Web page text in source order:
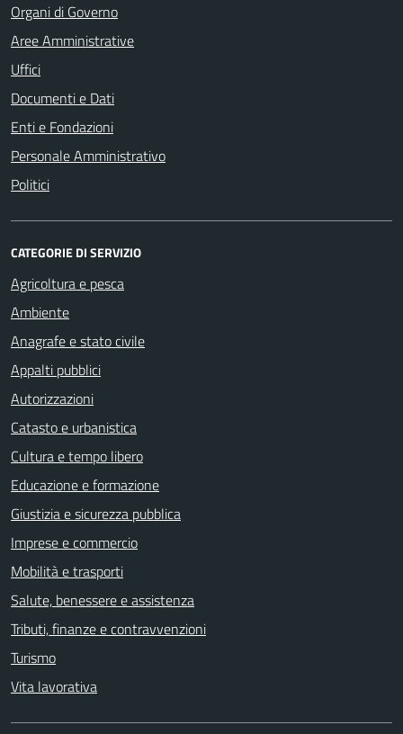
Organi di Governo
Aree Amministrative
Uffici
Documenti e Dati
Enti e Fondazioni
Personale Amministrativo
Politici
CATEGORIE DI SERVIZIO
Agricoltura e pesca
Ambiente
Anagrafe e stato civile
Appalti pubblici
Autorizzazioni
Catasto e urbanistica
Cultura e tempo libero
Educazione e formazione
Giustizia e sicurezza pubblica
Imprese e commercio
Mobilità e trasporti
Salute, benessere e assistenza
Tributi, finanze e contravvenzioni
Turismo
Vita lavorativa